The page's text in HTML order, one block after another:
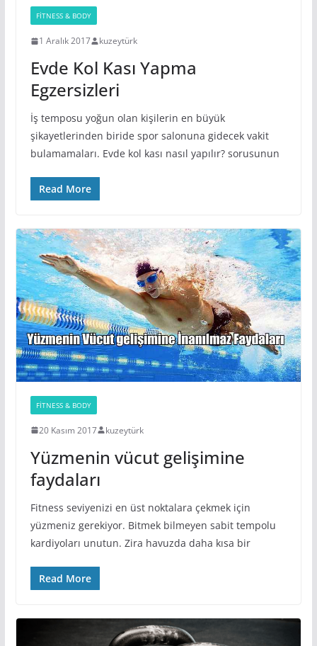
FITNESS & BODY
1 Aralık 2017 kuzeytürk
Evde Kol Kası Yapma
Egzersizleri
İş temposu yoğun olan kişilerin en büyük
şikayetlerinden biride spor salonuna gidecek vakit
bulamamaları. Evde kol kası nasıl yapılır? sorusunun
Read More
FITNESS & BODY
20 Kasım 2017 kuzeytürk
Yüzmenin vücut gelişimine
faydaları
Fitness seviyenizi en üst noktalara çekmek için
yüzmeniz gerekiyor. Bitmek bilmeyen sabit tempolu
kardiyoları unutun. Zira havuzda daha kısa bir
Read More